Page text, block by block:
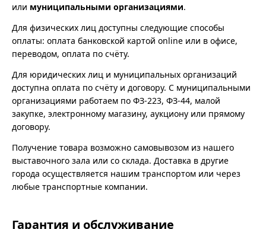
или муниципальными организациями.
Для физических лиц доступны следующие способы
оплаты: оплата банковской картой online или в офисе,
переводом, оплата по счёту.
Для юридических лиц и муниципальных организаций
доступна оплата по счёту и договору. С муниципальными
организациями работаем по ФЗ-223, ФЗ-44, малой
закупке, электронному магазину, аукциону или прямому
договору.
Получение товара возможно самовывозом из нашего
выставочного зала или со склада. Доставка в другие
города осуществляется нашим транспортом или через
любые транспортные компании.
Гарантия и обслуживание